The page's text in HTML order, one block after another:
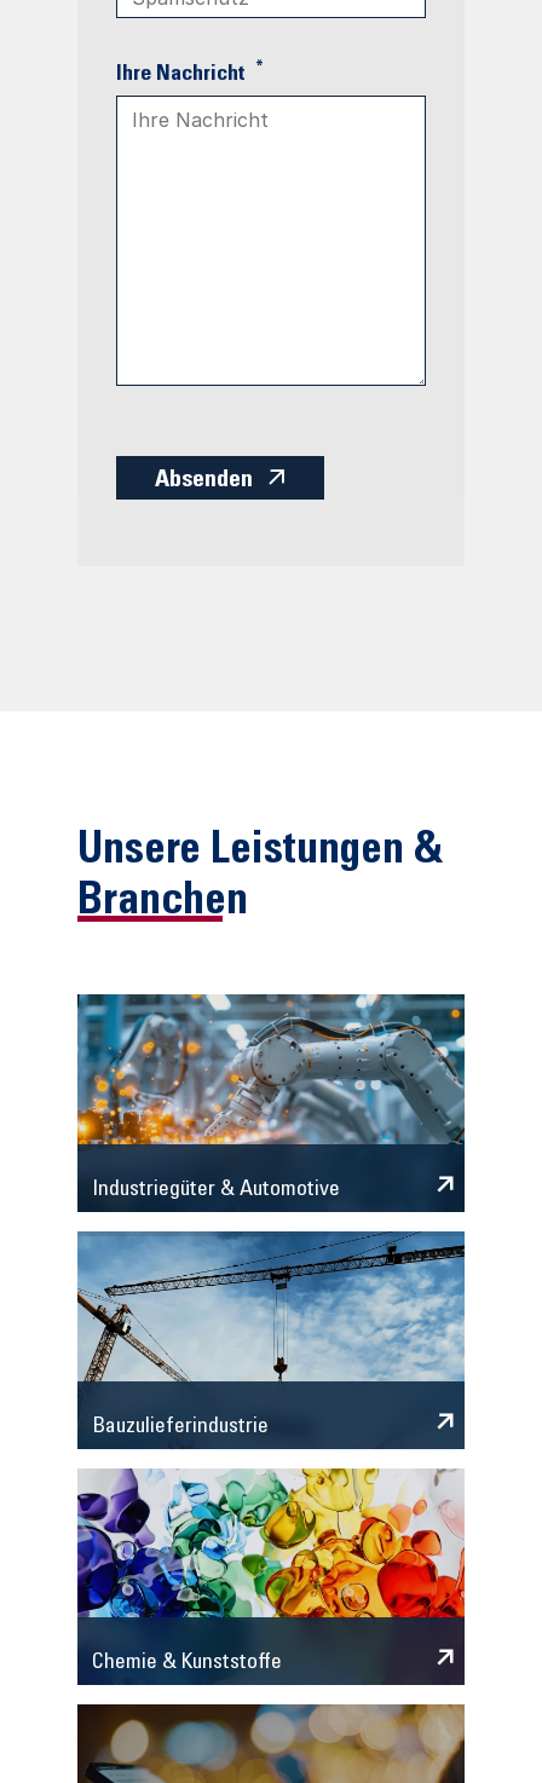
Unsere Leistungen &
Branchen
Industriegüter & Automotive
Bauzulieferindustrie
Chemie & Kunststoffe
Ihre Nachricht *
Absenden